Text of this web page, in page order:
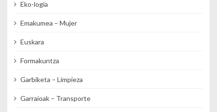
Eko-logia
Emakumea – Mujer
Euskara
Formakuntza
Garbiketa – Limpieza
Garraioak – Transporte